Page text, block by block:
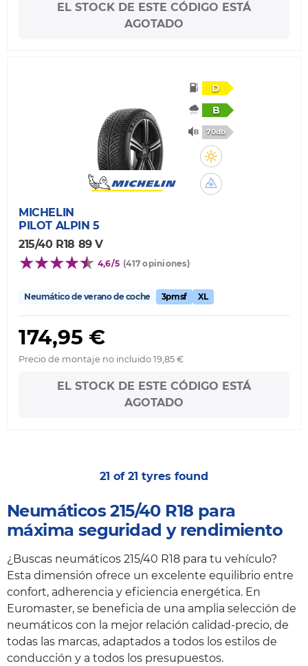
EL STOCK DE ESTE CÓDIGO ESTÁ
AGOTADO
D
B
70db
MICHELIN
PILOT ALPIN 5
215/40 R18 89 V
4,6/5 (417 opiniones)
Neumático de verano de coche 3pmsf XL
174,95 €
Precio de montaje no incluido 19,85 €
EL STOCK DE ESTE CÓDIGO ESTÁ
AGOTADO
21 of 21 tyres found
Neumáticos 215/40 R18 para
máxima seguridad y rendimiento
¿Buscas neumáticos 215/40 R18 para tu vehículo?
Esta dimensión ofrece un excelente equilibrio entre
confort, adherencia y eficiencia energética. En
Euromaster, se beneficia de una amplia selección de
neumáticos con la mejor relación calidad-precio, de
todas las marcas, adaptados a todos los estilos de
conducción y a todos los presupuestos.